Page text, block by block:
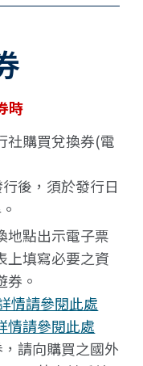
時
社購買兌換券(電
後，須於發行日
地點出示電子票
上填寫必要之資
券。
情請參閱此處
情請參閱此處
請向購買之國外